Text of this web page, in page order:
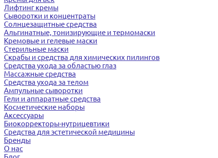
Лифтинг кремы
Сыворотки и концентраты
Солнцезащитные средства
Альгинатные, тонизирующие и термомаски
Кремовые и гелевые маски
Стерильные маски
Скрабы и средства для химических пилингов
Средства ухода за областью глаз
Массажные средства
Средства ухода за телом
Ампульные сыворотки
Гели и аппаратные средства
Косметические наборы
Аксессуары
Биокорректоры-нутрицевтики
Средства для эстетической медицины
Бренды
О нас